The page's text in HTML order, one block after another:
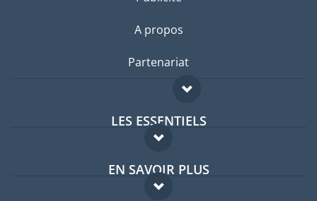
A propos
Partenariat
LES ESSENTIELS
Forum expatriés
Guides pays
EN SAVOIR PLUS
FAQ